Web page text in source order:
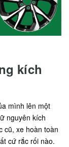
kích
mình lên một
nguyên kích
cũ, xe hoàn toàn
cứ rắc rối nào.